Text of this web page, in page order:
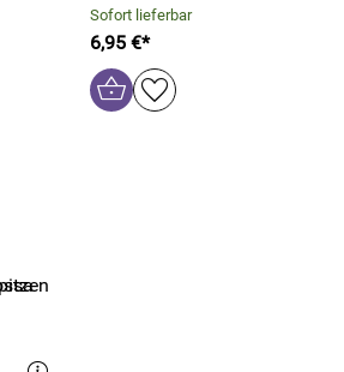
Sofort lieferbar
6,95 €*